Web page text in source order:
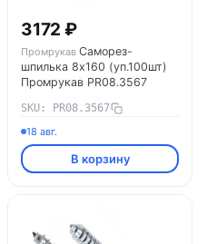
3172 ₽
Промрукав Саморез-
шпилька 8х160 (уп.100шт)
Промрукав PR08.3567
SKU: PR08.3567
18 авг.
В корзину